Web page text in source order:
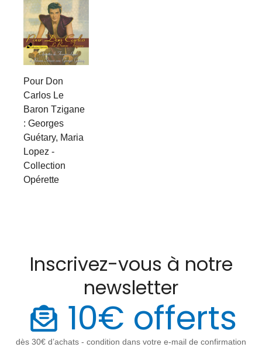
Pour Don
Carlos Le
Baron Tzigane
: Georges
Guétary, Maria
Lopez -
Collection
Opérette
Inscrivez-vous à notre
newsletter
10€ offerts
dès 30€ d’achats - condition dans votre e-mail de confirmation